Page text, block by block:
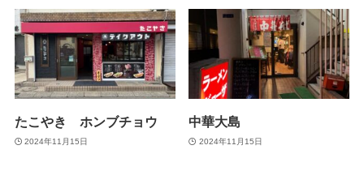
たこやき ホンブチョウ
2024年11月15日
中華大島
2024年11月15日